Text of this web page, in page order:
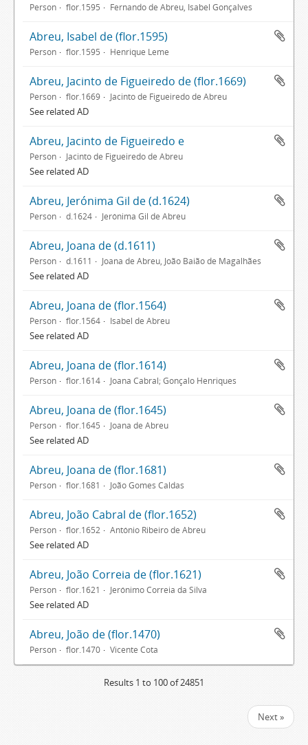
Person flor.1595 Fernando de Abreu, Isabel Gonçalves
Abreu, Isabel de (flor.1595)
Person flor.1595 Henrique Leme
Abreu, Jacinto de Figueiredo de (flor.1669)
Person flor.1669 Jacinto de Figueiredo de Abreu
See related AD
Abreu, Jacinto de Figueiredo e
Person Jacinto de Figueiredo de Abreu
See related AD
Abreu, Jerónima Gil de (d.1624)
Person d.1624 Jerónima Gil de Abreu
Abreu, Joana de (d.1611)
Person d.1611 Joana de Abreu, João Baião de Magalhães
See related AD
Abreu, Joana de (flor.1564)
Person flor.1564 Isabel de Abreu
See related AD
Abreu, Joana de (flor.1614)
Person flor.1614 Joana Cabral; Gonçalo Henriques
Abreu, Joana de (flor.1645)
Person flor.1645 Joana de Abreu
See related AD
Abreu, Joana de (flor.1681)
Person flor.1681 João Gomes Caldas
Abreu, João Cabral de (flor.1652)
Person flor.1652 António Ribeiro de Abreu
See related AD
Abreu, João Correia de (flor.1621)
Person flor.1621 Jerónimo Correia da Silva
See related AD
Abreu, João de (flor.1470)
Person flor.1470 Vicente Cota
Results 1 to 100 of 24851
Next »